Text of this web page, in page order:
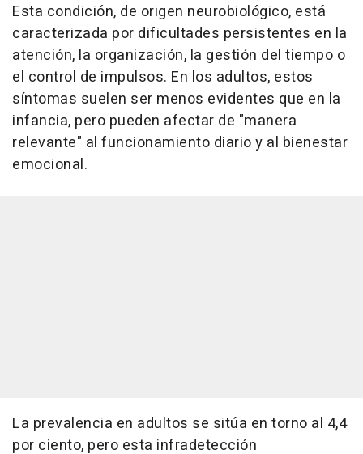
Esta condición, de origen neurobiológico, está
caracterizada por dificultades persistentes en la
atención, la organización, la gestión del tiempo o
el control de impulsos. En los adultos, estos
síntomas suelen ser menos evidentes que en la
infancia, pero pueden afectar de "manera
relevante" al funcionamiento diario y al bienestar
emocional.
La prevalencia en adultos se sitúa en torno al 4,4
por ciento, pero esta infradetección